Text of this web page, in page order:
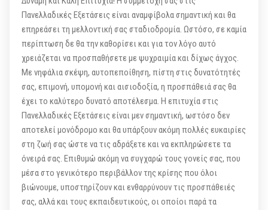
Πανελλαδικές Εξετάσεις είναι αναμφίβολα σημαντική και θα
επηρεάσει τη μελλοντική σας σταδιοδρομία. Ωστόσο, σε καμία
περίπτωση δε θα την καθορίσει και για τον λόγο αυτό
χρειάζεται να προσπαθήσετε με ψυχραιμία και δίχως άγχος.
Με νηφάλια σκέψη, αυτοπεποίθηση, πίστη στις δυνατότητές
σας, επιμονή, υπομονή και αισιοδοξία, η προσπάθειά σας θα
έχει το καλύτερο δυνατό αποτέλεσμα. Η επιτυχία στις
Πανελλαδικές Εξετάσεις είναι μεν σημαντική, ωστόσο δεν
αποτελεί μονόδρομο και θα υπάρξουν ακόμη πολλές ευκαιρίες
στη ζωή σας ώστε να τις αδράξετε και να εκπληρώσετε τα
όνειρά σας. Επιθυμώ ακόμη να συγχαρώ τους γονείς σας, που
μέσα στο γενικότερο περιβάλλον της κρίσης που όλοι
βιώνουμε, υποστηρίζουν και ενθαρρύνουν τις προσπάθειές
σας, αλλά και τους εκπαιδευτικούς, οι οποίοι παρά τα